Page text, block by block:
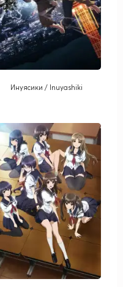
Инуясики / Inuyashiki